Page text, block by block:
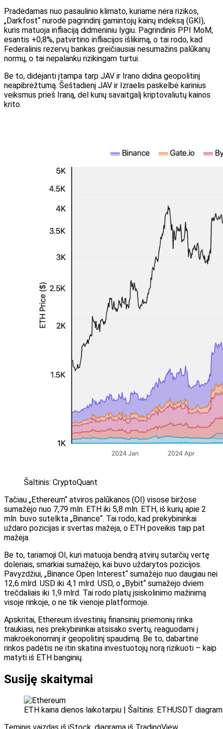
Pradėdamas nuo pasaulinio klimato, kuriame nėra rizikos,
„Darkfost“ nurodė pagrindinį gamintojų kainų indeksą (GKI),
kuris matuoja infliaciją didmeniniu lygiu. Pagrindinis PPI MoM,
esantis +0,8%, patvirtino infliacijos išlikimą, o tai rodo, kad
Federalinis rezervų bankas greičiausiai nesumažins palūkanų
normų, o tai nepalanku rizikingam turtui.
Be to, didėjanti įtampa tarp JAV ir Irano didina geopolitinį
neapibrėžtumą. Šeštadienį JAV ir Izraelis paskelbė karinius
veiksmus prieš Iraną, dėl kurių savaitgalį kriptovaliutų kainos
krito.
Šaltinis: CryptoQuant
Tačiau „Ethereum“ atviros palūkanos (OI) visose biržose
sumažėjo nuo 7,79 mln. ETH iki 5,8 mln. ETH, iš kurių apie 2
mln. buvo sutelkta „Binance“. Tai rodo, kad prekybininkai
uždaro pozicijas ir svertas mažėja, o ETH poveikis taip pat
mažėja.
Be to, tariamoji OI, kuri matuoja bendrą atvirų sutarčių vertę
doleriais, smarkiai sumažėjo, kai buvo uždarytos pozicijos.
Pavyzdžiui, „Binance Open Interest“ sumažėjo nuo daugiau nei
12,6 mlrd. USD iki 4,1 mlrd. USD, o „Bybit“ sumažėjo dviem
trečdaliais iki 1,9 mlrd. Tai rodo platų įsiskolinimo mažinimą
visoje rinkoje, o ne tik vienoje platformoje.
Apskritai, Ethereum išvestinių finansinių priemonių rinka
traukiasi, nes prekybininkai atsisako svertų, reaguodami į
makroekonominį ir geopolitinį spaudimą. Be to, dabartinė
rinkos padėtis ne itin skatina investuotojų norą rizikuoti – kaip
matyti iš ETH banginių.
Susiję skaitymai
ETH kaina dienos laikotarpiu | Šaltinis: ETHUSDT